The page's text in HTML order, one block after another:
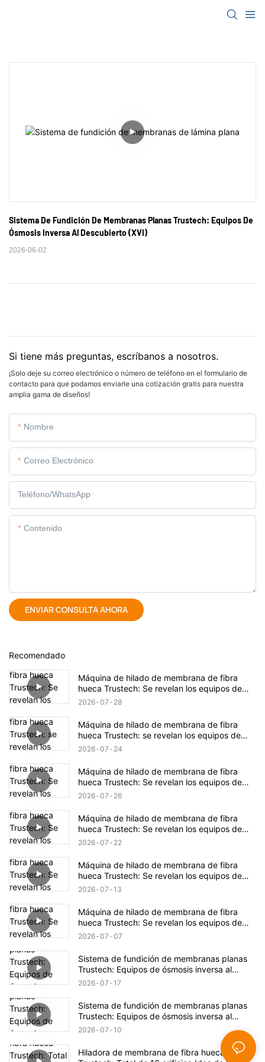
Sistema De Fundición De Membranas Planas Trustech: Equipos De
Ósmosis Inversa Al Descubierto (XVI)
2026-06-02
Si tiene más preguntas, escríbanos a nosotros.
¡Solo deje su correo electrónico o número de teléfono en el formulario de
contacto para que podamos enviarle una cotización gratis para nuestra
amplia gama de diseños!
Nombre
Correo Electrónico
Teléfono/WhatsApp
Contenido
ENVIAR CONSULTA AHORA
Recomendado
Máquina de hilado de membrana de fibra
hueca Trustech: Se revelan los equipos de
hilado TIPS (17)
2026 07 28
Máquina de hilado de membrana de fibra
hueca Trustech: se revelan los equipos de
hilado TIPS (16)
2026 07 24
Máquina de hilado de membrana de fibra
hueca Trustech: Se revelan los equipos de
hilado de NIPS (18)
2026 07 26
Máquina de hilado de membrana de fibra
hueca Trustech: Se revelan los equipos de
hilado de NIPS (17)
2026 07 22
Máquina de hilado de membrana de fibra
hueca Trustech: Se revelan los equipos de
hilado de NIPS (16)
2026 07 13
Máquina de hilado de membrana de fibra
hueca Trustech: Se revelan los equipos de
hilado de NIPS (15)
2026 07 07
Sistema de fundición de membranas planas
Trustech: Equipos de ósmosis inversa al
descubierto (XIV)
2026 07 17
Sistema de fundición de membranas planas
Trustech: Equipos de ósmosis inversa al
descubierto (XIII)
2026 07 10
Hiladora de membrana de fibra hueca